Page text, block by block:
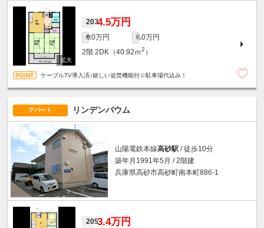
2034.5万円
敷0万円 礼0万円
2階 2DK（40.92ｍ2 ）
ケーブルTV導入済♪嬉しい追焚機能付☆駐車場代込み！
アパート リンデンバウム
山陽電鉄本線高砂駅 / 徒歩10分
築年月1991年5月 / 2階建
兵庫県高砂市高砂町南本町886-1
2053.4万円